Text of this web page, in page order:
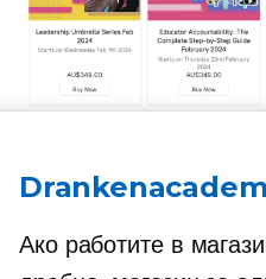
Ако работите в